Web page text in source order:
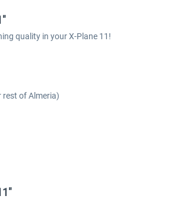
quality in your X-Plane 11!
of Almeria)